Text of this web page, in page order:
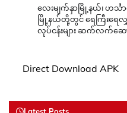
လေးမျက်နှာမြို့နယ်၊ ဟင်္
မြို့နယ်တို့တွင် ရေကြီးရေ
လုပ်ငန်းများ ဆက်လက်ဆ
Direct Download APK